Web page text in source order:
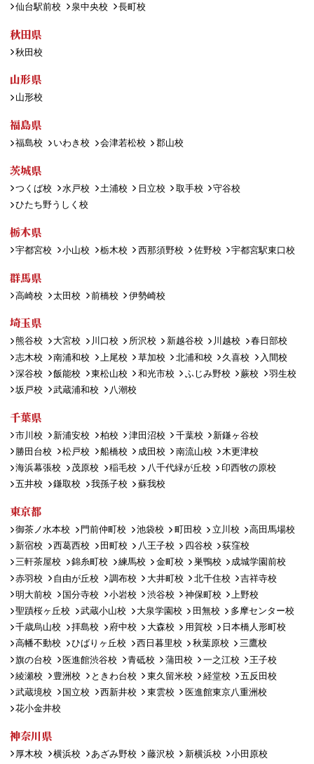
仙台駅前校 泉中央校 長町校
秋田県
秋田校
山形県
山形校
福島県
福島校 いわき校 会津若松校 郡山校
茨城県
つくば校 水戸校 土浦校 日立校 取手校
守谷校
ひたち野うしく校
栃木県
宇都宮校 小山校 栃木校 西那須野校 佐野校 宇都宮駅東口校
群馬県
高崎校 太田校 前橋校 伊勢崎校
埼玉県
熊谷校 大宮校 川口校 所沢校 新越谷校 川越校
春日部校
志木校
南浦和校 上尾校 草加校 北浦和校 久喜校
入間校
深谷校
飯能校 東松山校 和光市校 ふじみ野校 蕨校
羽生校
坂戸校
武蔵浦和校 八潮校
千葉県
市川校 新浦安校 柏校 津田沼校 千葉校
新鎌ヶ谷校
勝田台校
松戸校 船橋校 成田校 南流山校
木更津校
海浜幕張校
茂原校 稲毛校 八千代緑が丘校
印西牧の原校
五井校
鎌取校 我孫子校 蘇我校
東京都
御茶ノ水本校 門前仲町校 池袋校 町田校 立川校
高田馬場校
新宿校
西葛西校 田町校 八王子校 四谷校
荻窪校
三軒茶屋校
錦糸町校 練馬校 金町校 巣鴨校
成城学園前校
赤羽校
自由が丘校 調布校 大井町校 北千住校
吉祥寺校
明大前校
国分寺校 小岩校 渋谷校 神保町校
上野校
聖蹟桜ヶ丘校
武蔵小山校 大泉学園校 田無校
多摩センター校
千歳烏山校
拝島校 府中校 大森校 用賀校
日本橋人形町校
高幡不動校
ひばりヶ丘校 西日暮里校 秋葉原校
三鷹校
旗の台校
医進館渋谷校 青砥校 蒲田校 一之江校
王子校
綾瀬校
豊洲校 ときわ台校 東久留米校 経堂校
五反田校
武蔵境校
国立校 西新井校 東雲校
医進館東京八重洲校
花小金井校
神奈川県
厚木校 横浜校 あざみ野校 藤沢校 新横浜校
小田原校